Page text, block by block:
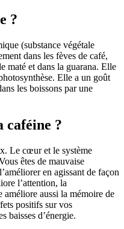
?
(substance végétale
dans les fèves de café,
maté et dans la guarana. Elle
Elle a un goût
les boissons par une
caféine ?
Le cœur et le système
êtes de mauvaise
en agissant de façon
l’attention, la
aussi la mémoire de
positifs sur vos
baisses d’énergie.